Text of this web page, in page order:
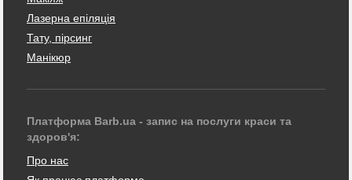
Лазерна епіляція
Тату, пірсинг
Манікюр
Платформа Barb.ua - запис на послуги краси та
здоров'я:
Про нас